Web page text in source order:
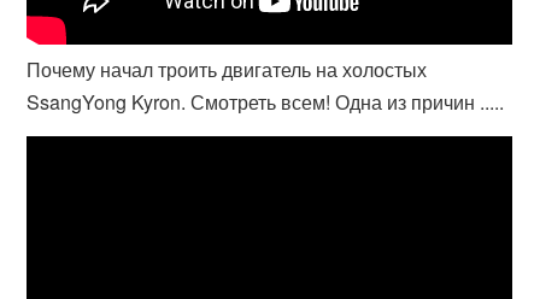
Почему начал троить двигатель на холостых
SsangYong Kyron. Смотреть всем! Одна из причин .....